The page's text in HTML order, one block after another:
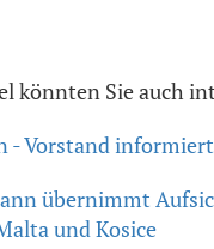
könnten Sie auch
- Vorstand
übernimmt
und Kosice